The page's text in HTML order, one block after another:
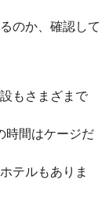
のか、確認して
もさまざまで
時間はケージだ
テルもありま